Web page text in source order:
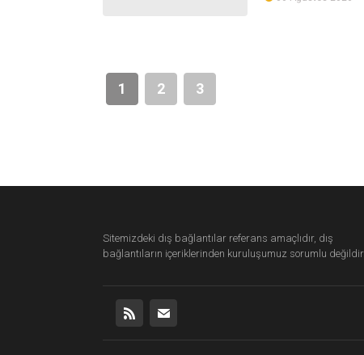
1 2 3
Sitemizdeki dış bağlantılar referans amaçlıdır, dış
bağlantıların içeriklerinden kuruluşumuz sorumlu değildir.